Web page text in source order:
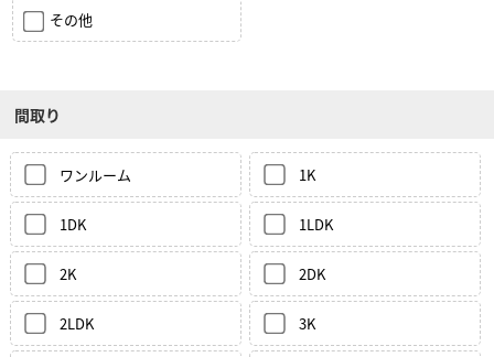
その他
間取り
ワンルーム 1K
1DK 1LDK
2K 2DK
2LDK 3K